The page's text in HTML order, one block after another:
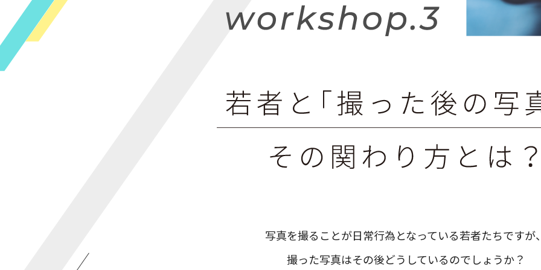
写真を撮ることが日常行為となっている若者たちですが
撮った写真はその後どうしているのでしょうか？